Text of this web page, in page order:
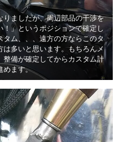
りましたが、周辺部品の干渉を
」というポジションで確定し
ム、、、遠方の方ならこのタ
多いと思います。もちろんメ
整備が確定してからカスタム計
めます。